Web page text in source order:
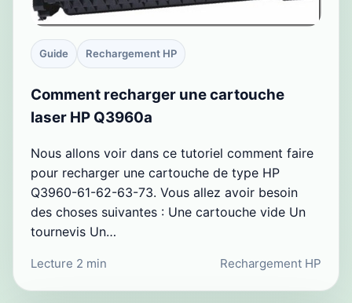
Guide Rechargement HP
Comment recharger une cartouche
laser HP Q3960a
Nous allons voir dans ce tutoriel comment faire
pour recharger une cartouche de type HP
Q3960-61-62-63-73. Vous allez avoir besoin
des choses suivantes : Une cartouche vide Un
tournevis Un…
Lecture 2 min Rechargement HP